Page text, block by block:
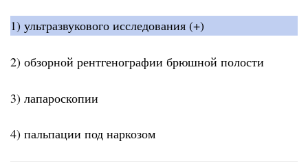
1) ультразвукового исследования (+)
2) обзорной рентгенографии брюшной полости
3) лапароскопии
4) пальпации под наркозом